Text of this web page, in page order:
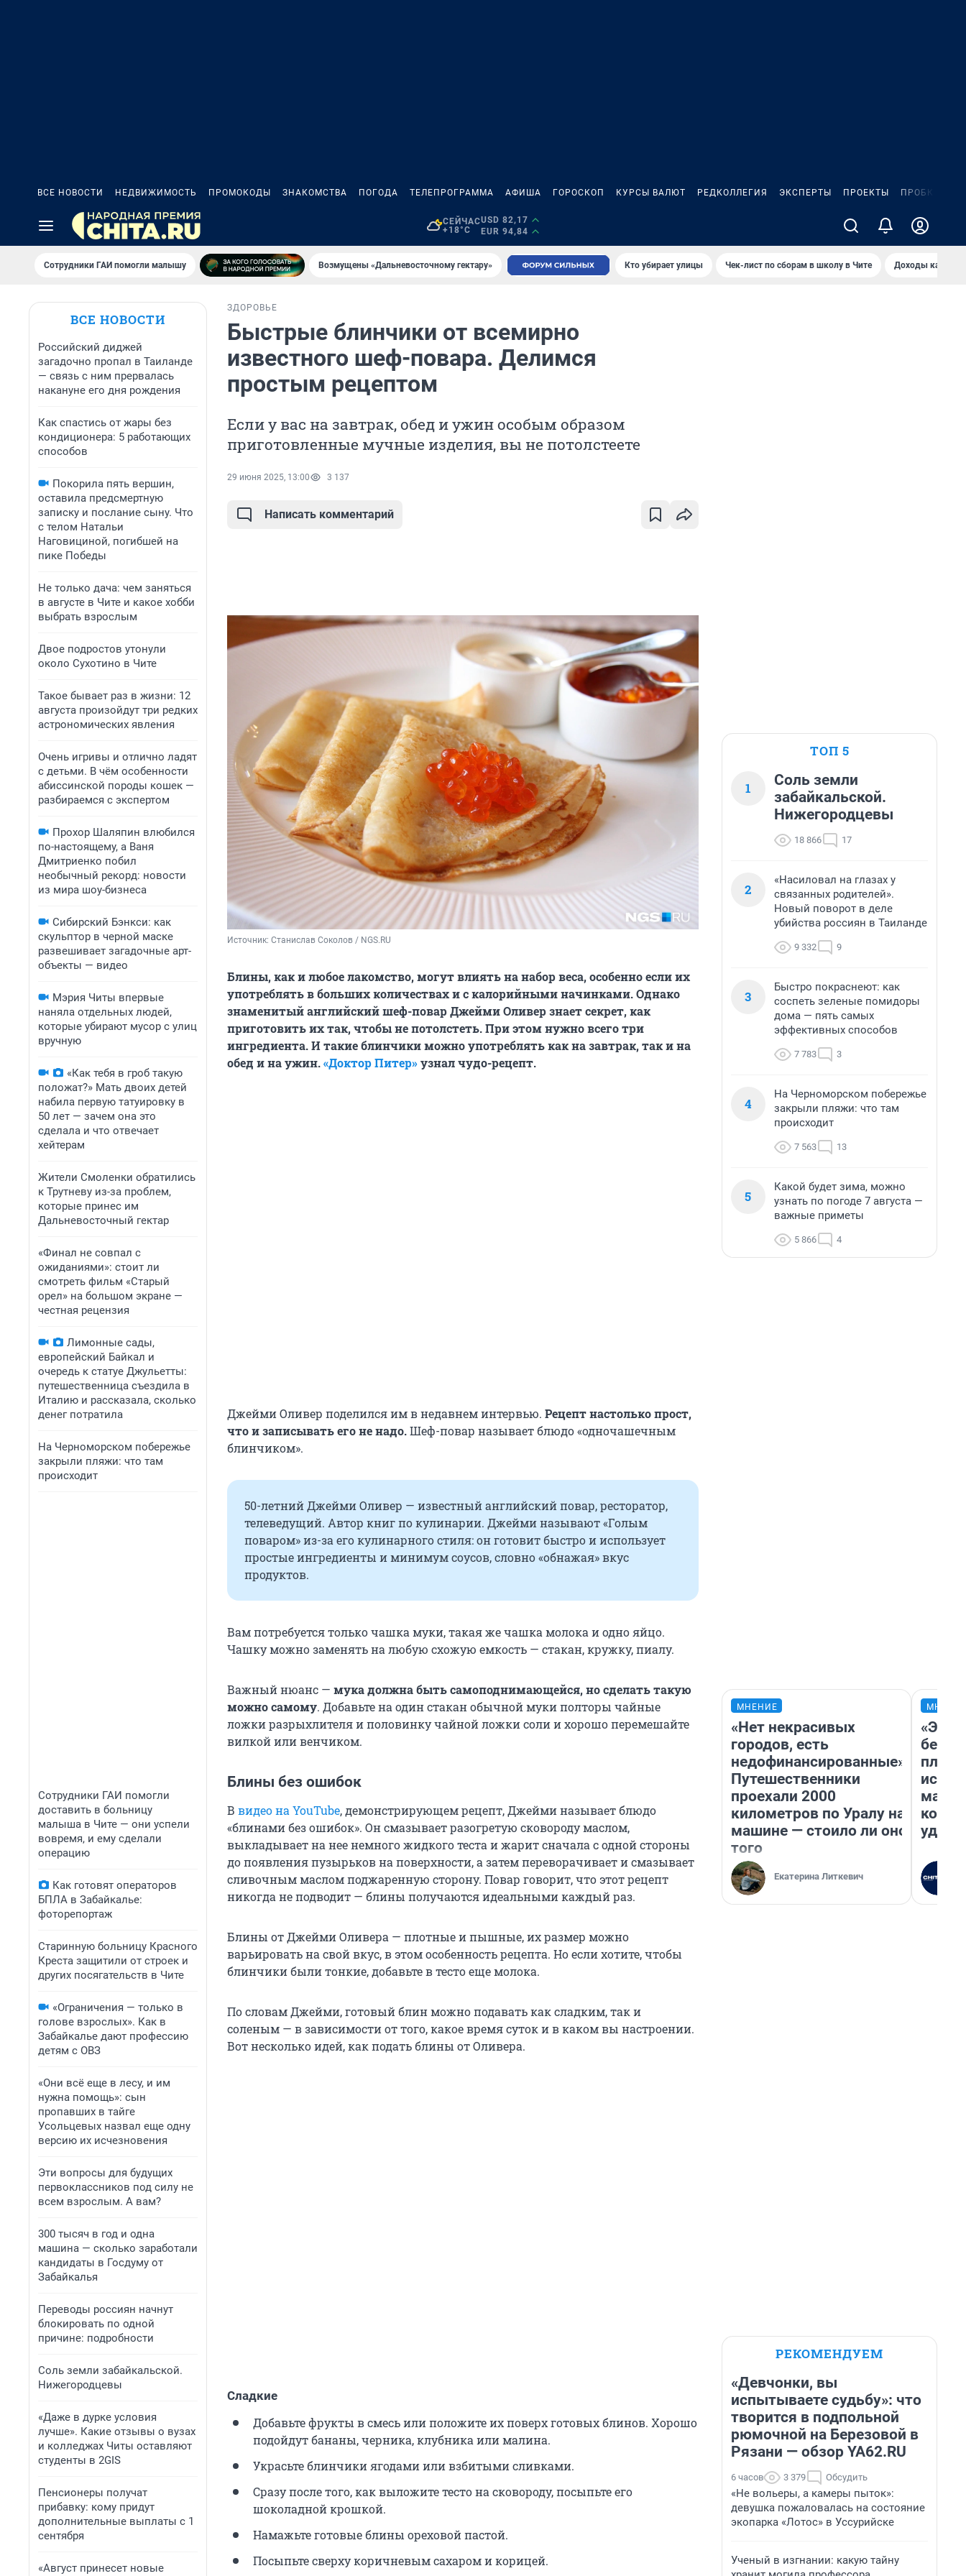
ВСЕ НОВОСТИ НЕДВИЖИМОСТЬ ПРОМОКОДЫ ЗНАКОМСТВА ПОГОДА ТЕЛЕПРОГРАММА АФИША ГОРОСКОП КУРСЫ ВАЛЮТ РЕДКОЛЛЕГИЯ ЭКСПЕРТЫ ПРОЕКТЫ ПРОБКИ
СЕЙЧАС
+18°C
USD 82,17
EUR 94,84
Сотрудники ГАИ помогли малышу Возмущены «Дальневосточному гектару» Кто убирает улицы Чек-лист по сборам в школу в Чите Доходы
ВСЕ НОВОСТИ
Российский диджей
загадочно пропал в Таиланде
— связь с ним прервалась
накануне его дня рождения
Как спастись от жары без
кондиционера: 5 работающих
способов
Покорила пять вершин,
оставила предсмертную
записку и послание сыну. Что
с телом Натальи
Наговициной, погибшей на
пике Победы
Не только дача: чем заняться
в августе в Чите и какое хобби
выбрать взрослым
Двое подростов утонули
около Сухотино в Чите
Такое бывает раз в жизни: 12
августа произойдут три редких
астрономических явления
Очень игривы и отлично ладят
с детьми. В чём особенности
абиссинской породы кошек —
разбираемся с экспертом
Прохор Шаляпин влюбился
по-настоящему, а Ваня
Дмитриенко побил
необычный рекорд: новости
из мира шоу-бизнеса
Сибирский Бэнкси: как
скульптор в черной маске
развешивает загадочные арт-
объекты — видео
Мэрия Читы впервые
наняла отдельных людей,
которые убирают мусор с улиц
вручную
«Как тебя в гроб такую
положат?» Мать двоих детей
набила первую татуировку в
50 лет — зачем она это
сделала и что отвечает
хейтерам
Жители Смоленки обратились
к Трутневу из-за проблем,
которые принес им
Дальневосточный гектар
«Финал не совпал с
ожиданиями»: стоит ли
смотреть фильм «Старый
орел» на большом экране —
честная рецензия
Лимонные сады,
европейский Байкал и
очередь к статуе Джульетты:
путешественница съездила в
Италию и рассказала, сколько
денег потратила
На Черноморском побережье
закрыли пляжи: что там
происходит
Сотрудники ГАИ помогли
доставить в больницу
малыша в Чите — они успели
вовремя, и ему сделали
операцию
Как готовят операторов
БПЛА в Забайкалье:
фоторепортаж
Старинную больницу Красного
Креста защитили от строек и
других посягательств в Чите
«Ограничения — только в
голове взрослых». Как в
Забайкалье дают профессию
детям с ОВЗ
«Они всё еще в лесу, и им
нужна помощь»: сын
пропавших в тайге
Усольцевых назвал еще одну
версию их исчезновения
Эти вопросы для будущих
первоклассников под силу не
всем взрослым. А вам?
300 тысяч в год и одна
машина — сколько заработали
кандидаты в Госдуму от
Забайкалья
Переводы россиян начнут
блокировать по одной
причине: подробности
Соль земли забайкальской.
Нижегородцевы
«Даже в дурке условия
лучше». Какие отзывы о вузах
и колледжах Читы оставляют
студенты в 2GIS
Пенсионеры получат
прибавку: кому придут
дополнительные выплаты с 1
сентября
«Август принесет новые
ЗДОРОВЬЕ
Быстрые блинчики от всемирно
известного шеф-повара. Делимся
простым рецептом
Если у вас на завтрак, обед и ужин особым образом
приготовленные мучные изделия, вы не потолстеете
29 июня 2025, 13:00 3 137
Написать комментарий
Источник: Станислав Соколов / NGS.RU
Блины, как и любое лакомство, могут влиять на набор веса, особенно если их
употреблять в больших количествах и с калорийными начинками. Однако
знаменитый английский шеф-повар Джейми Оливер знает секрет, как
приготовить их так, чтобы не потолстеть. При этом нужно всего три
ингредиента. И такие блинчики можно употреблять как на завтрак, так и на
обед и на ужин.«Доктор Питер»узнал чудо-рецепт.
Джейми Оливер поделился им в недавнем интервью. Рецепт настолько прост,
что и записывать его не надо.Шеф-повар называет блюдо «одночашечным
блинчиком».
50-летний Джейми Оливер — известный английский повар, ресторатор,
телеведущий. Автор книг по кулинарии. Джейми называют «Голым
поваром» из-за его кулинарного стиля: он готовит быстро и использует
простые ингредиенты и минимум соусов, словно «обнажая» вкус
продуктов.
Вам потребуется только чашка муки, такая же чашка молока и одно яйцо.
Чашку можно заменять на любую схожую емкость — стакан, кружку, пиалу.
Важный нюанс — мука должна быть самоподнимающейся, но сделать такую
можно самому. Добавьте на один стакан обычной муки полторы чайные
ложки разрыхлителя и половинку чайной ложки соли и хорошо перемешайте
вилкой или венчиком.
Блины без ошибок
В видео на YouTube, демонстрирующем рецепт, Джейми называет блюдо
«блинами без ошибок». Он смазывает разогретую сковороду маслом,
выкладывает на нее немного жидкого теста и жарит сначала с одной стороны
до появления пузырьков на поверхности, а затем переворачивает и смазывает
сливочным маслом поджаренную сторону. Повар говорит, что этот рецепт
никогда не подводит — блины получаются идеальными каждый раз.
Блины от Джейми Оливера — плотные и пышные, их размер можно
варьировать на свой вкус, в этом особенность рецепта. Но если хотите, чтобы
блинчики были тонкие, добавьте в тесто еще молока.
По словам Джейми, готовый блин можно подавать как сладким, так и
соленым — в зависимости от того, какое время суток и в каком вы настроении.
Вот несколько идей, как подать блины от Оливера.
Сладкие
Добавьте фрукты в смесь или положите их поверх готовых блинов. Хорошо
подойдут бананы, черника, клубника или малина.
Украсьте блинчики ягодами или взбитыми сливками.
Сразу после того, как выложите тесто на сковороду, посыпьте его
шоколадной крошкой.
Намажьте готовые блины ореховой пастой.
Посыпьте сверху коричневым сахаром и корицей.
ТОП 5
1
Соль земли
забайкальской.
Нижегородцевы
18 866 17
2
«Насиловал на глазах у
связанных родителей».
Новый поворот в деле
убийства россиян в Таиланде
9 332 9
3
Быстро покраснеют: как
соспеть зеленые помидоры
дома — пять самых
эффективных способов
7 783 3
4
На Черноморском побережье
закрыли пляжи: что там
происходит
7 563 13
5
Какой будет зима, можно
узнать по погоде 7 августа —
важные приметы
5 866 4
МНЕНИЕ
«Нет некрасивых
городов, есть
недофинансированные».
Путешественники
проехали 2000
километров по Уралу на
машине — стоило ли оно
того
Екатерина Литкевич
«Это
РЕКОМЕНДУЕМ
«Девчонки, вы
испытываете судьбу»: что
творится в подпольной
рюмочной на Березовой в
Рязани — обзор YA62.RU
6 часов 3 379 Обсудить
«Не вольеры, а камеры пыток»:
девушка пожаловалась на состояние
экопарка «Лотос» в Уссурийске
Ученый в изгнании: какую тайну